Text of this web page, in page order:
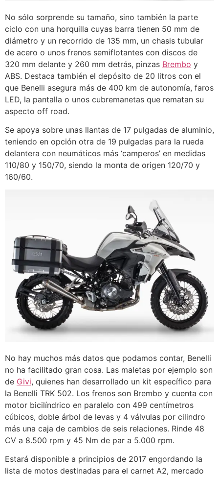
No sólo sorprende su tamaño, sino también la parte
ciclo con una horquilla cuyas barra tienen 50 mm de
diámetro y un recorrido de 135 mm, un chasis tubular
de acero o unos frenos semiflotantes con discos de
320 mm delante y 260 mm detrás, pinzas Brembo y
ABS. Destaca también el depósito de 20 litros con el
que Benelli asegura más de 400 km de autonomía, faros
LED, la pantalla o unos cubremanetas que rematan su
aspecto off road.
Se apoya sobre unas llantas de 17 pulgadas de aluminio,
teniendo en opción otra de 19 pulgadas para la rueda
delantera con neumáticos más ‘camperos’ en medidas
110/80 y 150/70, siendo la monta de origen 120/70 y
160/60.
No hay muchos más datos que podamos contar, Benelli
no ha facilitado gran cosa. Las maletas por ejemplo son
de Givi, quienes han desarrollado un kit específico para
la Benelli TRK 502. Los frenos son Brembo y cuenta con
motor bicilíndrico en paralelo con 499 centímetros
cúbicos, doble árbol de levas y 4 válvulas por cilindro
más una caja de cambios de seis relaciones. Rinde 48
CV a 8.500 rpm y 45 Nm de par a 5.000 rpm.
Estará disponible a principios de 2017 engordando la
lista de motos destinadas para el carnet A2, mercado